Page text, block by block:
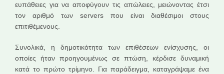
ευπάθειες για να αποφύγουν τις απώλειες, μειώνοντας έτσι
τον αριθμό των servers που είναι διαθέσιμοι στους
επιτιθέμενους.
Συνολικά, η δημοτικότητα των επιθέσεων ενίσχυσης, οι
οποίες ήταν προηγουμένως σε πτώση, κέρδισε δυναμική
κατά το πρώτο τρίμηνο. Για παράδειγμα, καταγράψαμε ένα